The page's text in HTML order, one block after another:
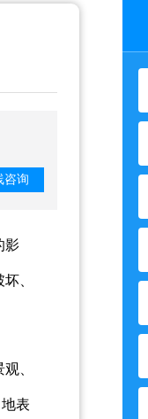
咨询
影
、
、
表